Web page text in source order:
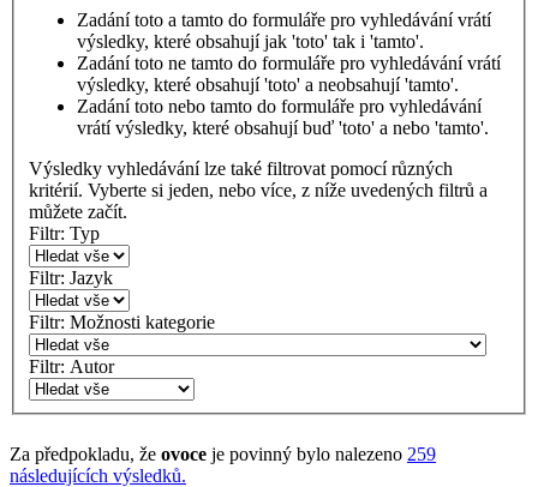
Zadánítoto a tamto do formuláře pro vyhledávání vrátí
výsledky, které obsahují jak 'toto' tak i 'tamto'.
Zadánítoto ne tamto do formuláře pro vyhledávání vrátí
výsledky, které obsahují 'toto' a neobsahují 'tamto'.
Zadánítoto nebo tamto do formuláře pro vyhledávání
vrátí výsledky, které obsahují buď 'toto' a nebo 'tamto'.
Výsledky vyhledávání lze také filtrovat pomocí různých
kritérií. Vyberte si jeden, nebo více, z níže uvedených filtrů a
můžete začít.
Filtr: Typ
Filtr: Jazyk
Filtr: Možnosti kategorie
Filtr: Autor
Za předpokladu, že ovoce je povinný bylo nalezeno 259
následujících výsledků.